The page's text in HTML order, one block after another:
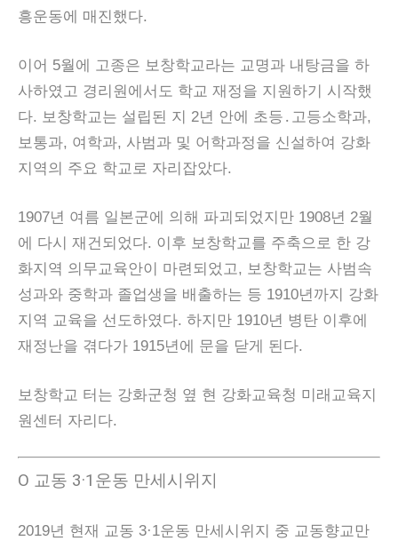
흥운동에 매진했다.
이어 5월에 고종은 보창학교라는 교명과 내탕금을 하
사하였고 경리원에서도 학교 재정을 지원하기 시작했
다. 보창학교는 설립된 지 2년 안에 초등․고등소학과,
보통과, 여학과, 사범과 및 어학과정을 신설하여 강화
지역의 주요 학교로 자리잡았다.
1907년 여름 일본군에 의해 파괴되었지만 1908년 2월
에 다시 재건되었다. 이후 보창학교를 주축으로 한 강
화지역 의무교육안이 마련되었고, 보창학교는 사범속
성과와 중학과 졸업생을 배출하는 등 1910년까지 강화
지역 교육을 선도하였다. 하지만 1910년 병탄 이후에
재정난을 겪다가 1915년에 문을 닫게 된다.
보창학교 터는 강화군청 옆 현 강화교육청 미래교육지
원센터 자리다.
Ο 교동 3·1운동 만세시위지
2019년 현재 교동 3·1운동 만세시위지 중 교동향교만